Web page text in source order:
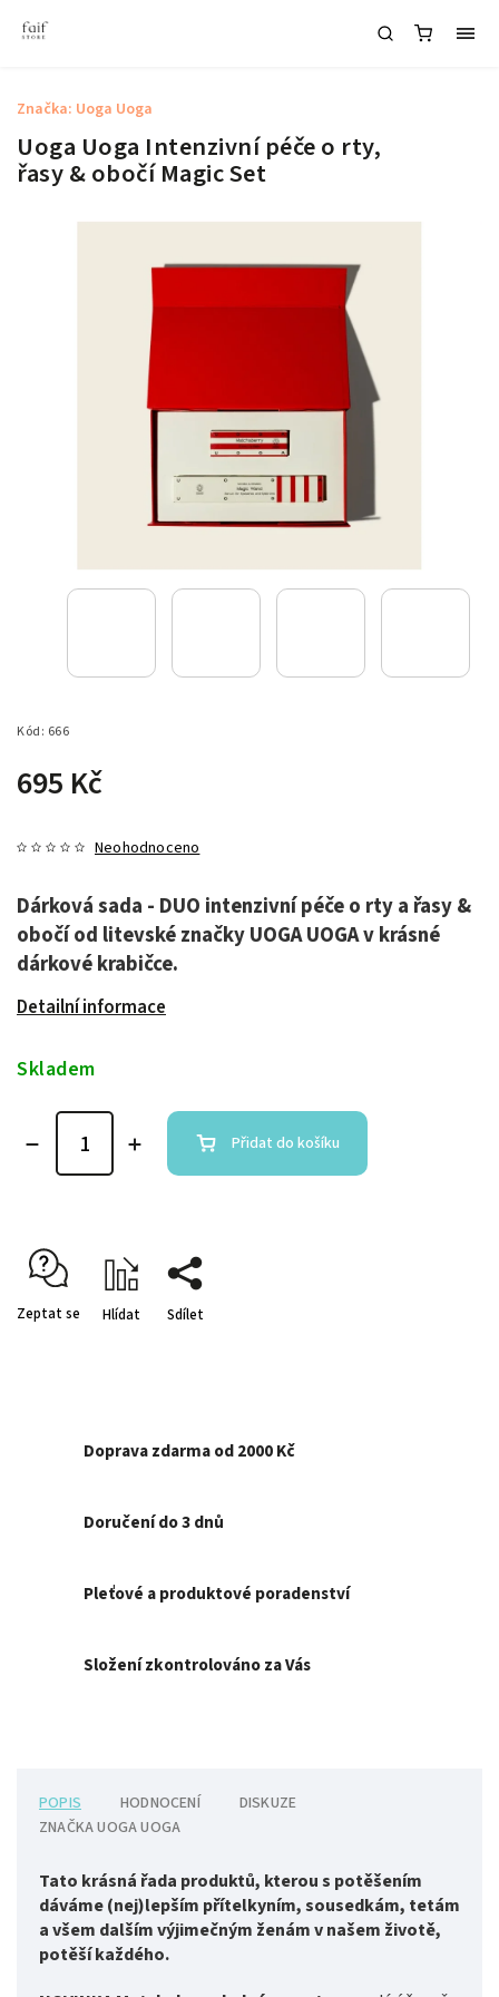
Uoga Uoga Intenzivní péče o rty,
řasy & obočí Magic Set
Kód: 666
695 Kč
Neohodnoceno
Dárková sada - DUO intenzivní péče o rty a řasy &
obočí od litevské značky UOGA UOGA v krásné
dárkové krabičce.
Detailní informace
Značka: Uoga Uoga
Skladem
Přidat do košíku
Zeptat se Hlídat Sdílet
Doprava zdarma od 2000 Kč
Doručení do 3 dnů
Pleťové a produktové poradenství
Složení zkontrolováno za Vás
POPIS HODNOCENÍ
DISKUZE
ZNAČKAUOGA UOGA
Tato krásná řada produktů, kterou s potěšením
dáváme (nej)lepším přítelkyním, sousedkám, tetám
a všem dalším výjimečným ženám v našem životě,
potěší každého.